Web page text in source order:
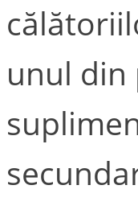
unul din